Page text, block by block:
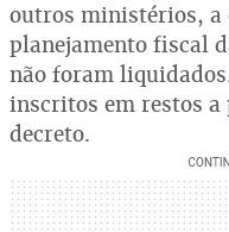
outros ministérios, a
planejamento fiscal
não foram
inscritos em restos
decreto.